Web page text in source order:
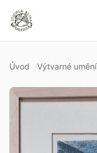
Úvod Výtvarné umění